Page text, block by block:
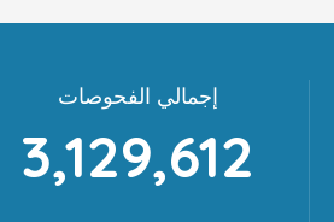
إجمالي الفحوصات
3,129,612